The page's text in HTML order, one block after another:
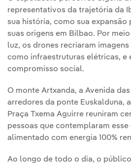
representativos da trajetória da
sua história, como sua
suas origens em Bilbao. Por
luz, os drones recriaram
como infraestruturas elétricas, e
compromisso social.
O monte Artxanda, a Avenida
arredores da ponte Euskalduna,
Praça Txema Aguirre reuniram
pessoas que contemplaram
alimentado com energia 100%
Ao longo de todo o dia, o